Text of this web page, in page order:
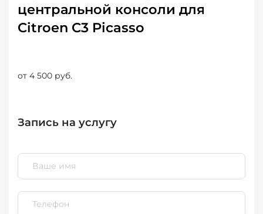
центральной консоли для
Citroen C3 Picasso
от 4 500 руб.
Запись на услугу